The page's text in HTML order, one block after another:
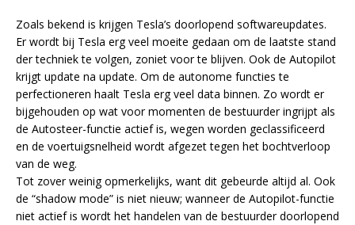
Zoals bekend is krijgen Tesla’s doorlopend softwareupdates.
Er wordt bij Tesla erg veel moeite gedaan om de laatste stand
der techniek te volgen, zoniet voor te blijven. Ook de Autopilot
krijgt update na update. Om de autonome functies te
perfectioneren haalt Tesla erg veel data binnen. Zo wordt er
bijgehouden op wat voor momenten de bestuurder ingrijpt als
de Autosteer-functie actief is, wegen worden geclassificeerd
en de voertuigsnelheid wordt afgezet tegen het bochtverloop
van de weg.
Tot zover weinig opmerkelijks, want dit gebeurde altijd al. Ook
de “shadow mode” is niet nieuw; wanneer de Autopilot-functie
niet actief is wordt het handelen van de bestuurder doorlopend